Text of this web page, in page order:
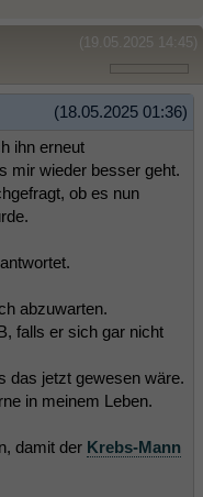
(19.05.2025 14:45)
(18.05.2025 01:36)
ihn erneut
mir wieder besser geht.
ob es nun
abzuwarten.
falls er sich gar nicht
das jetzt gewesen wäre.
in meinem Leben.
damit der Krebs-Mann